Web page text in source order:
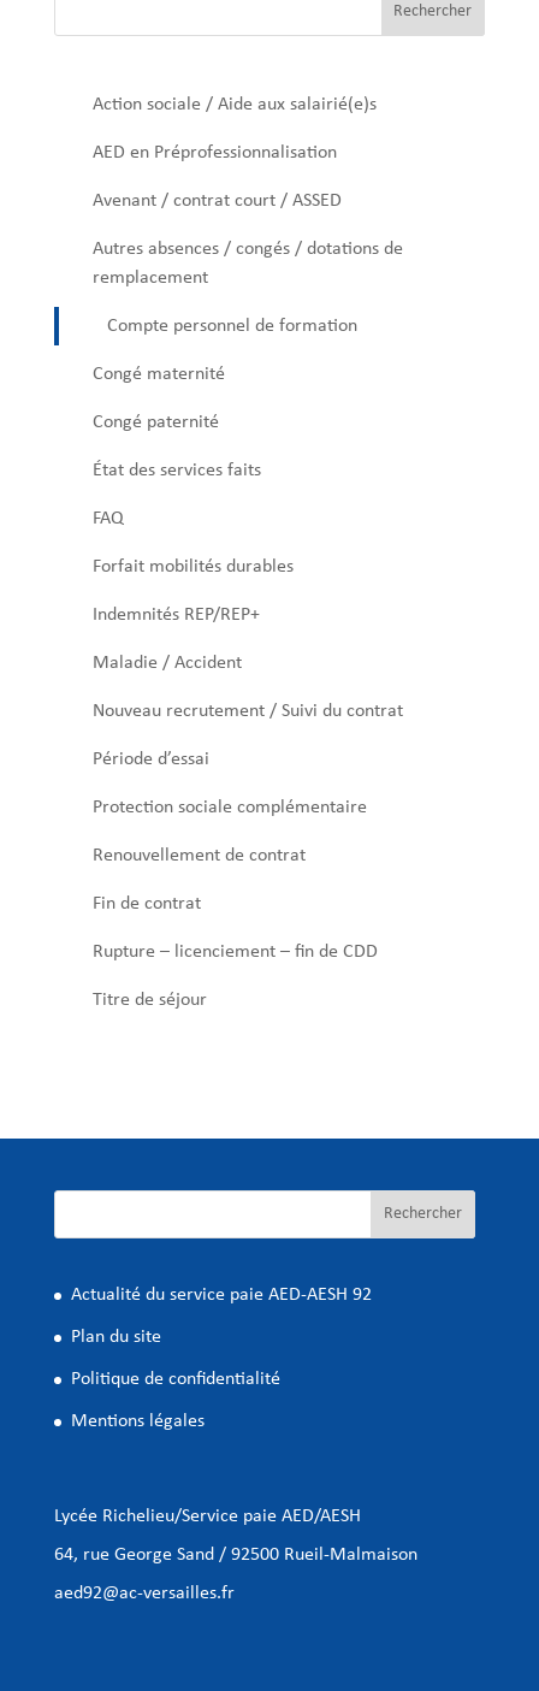
Rechercher
Action sociale / Aide aux salairié(e)s
AED en Préprofessionnalisation
Avenant / contrat court / ASSED
Autres absences / congés / dotations de
remplacement
Compte personnel de formation
Congé maternité
Congé paternité
État des services faits
FAQ
Forfait mobilités durables
Indemnités REP/REP+
Maladie / Accident
Nouveau recrutement / Suivi du contrat
Période d’essai
Protection sociale complémentaire
Renouvellement de contrat
Fin de contrat
Rupture – licenciement – fin de CDD
Titre de séjour
Rechercher
Actualité du service paie AED-AESH 92
Plan du site
Politique de confidentialité
Mentions légales
Lycée Richelieu/Service paie AED/AESH
64, rue George Sand / 92500 Rueil-Malmaison
aed92@ac-versailles.fr